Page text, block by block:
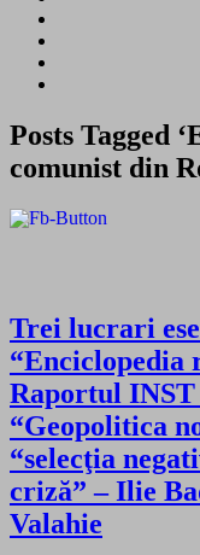
Posts Tagged
comunist din
Trei lucrari
“Enciclopedia
Raportul INST
“Geopolitica
“selecţia
criză” – Ilie
Valahie